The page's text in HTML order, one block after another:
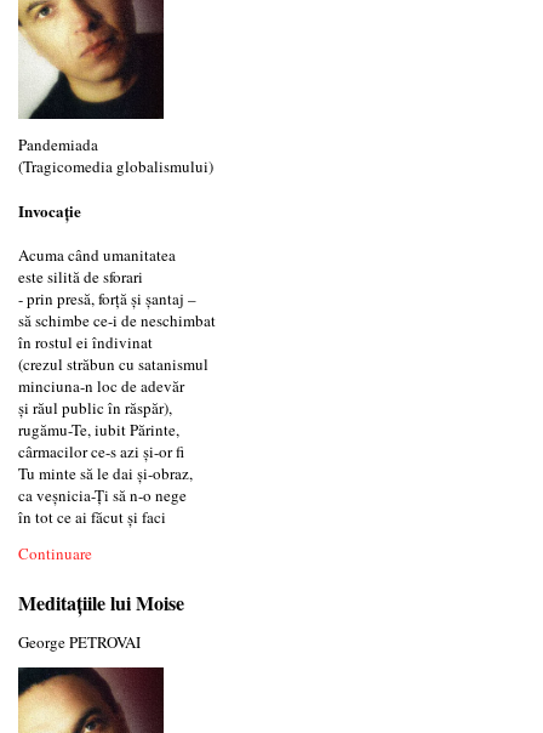
Pandemiada
(Tragicomedia globalismului)
Invocație
Acuma când umanitatea
este silită de sforari
- prin presă, forță și șantaj –
să schimbe ce-i de neschimbat
în rostul ei îndivinat
(crezul străbun cu satanismul
minciuna-n loc de adevăr
și răul public în răspăr),
rugămu-Te, iubit Părinte,
cârmacilor ce-s azi și-or fi
Tu minte să le dai și-obraz,
ca veșnicia-Ți să n-o nege
în tot ce ai făcut și faci
Continuare
Meditaţiile lui Moise
George PETROVAI